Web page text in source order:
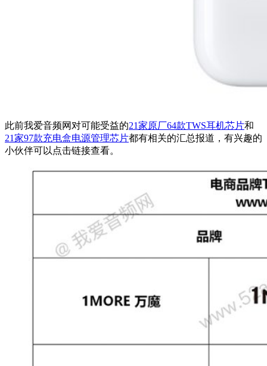
此前我爱音频网对可能受益的21家原厂64款TWS耳机芯片和
21家97款充电盒电源管理芯片都有相关的汇总报道，有兴趣的
小伙伴可以点击链接查看。